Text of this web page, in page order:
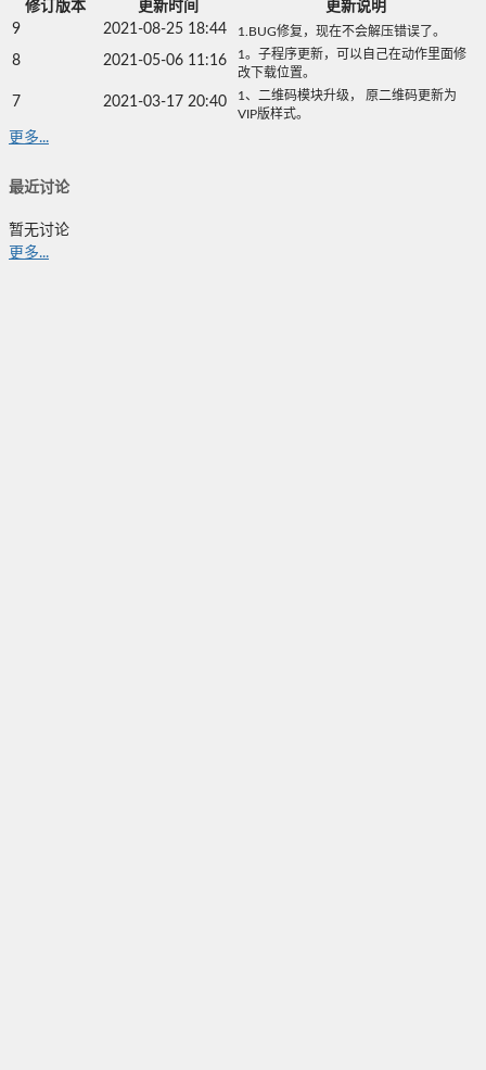
修订版本 更新时间
更新说明
9
2021-08-25 18:44 1.BUG修复，现在不会解压错误了。
8 2021-05-06 11:16
1。子程序更新，可以自己在动作里面修
改下载位置。
7 2021-03-17 20:40
1、二维码模块升级， 原二维码更新为
VIP版样式。
更多...
最近讨论
暂无讨论
更多...